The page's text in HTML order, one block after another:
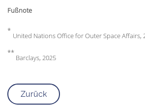
Fußnote
*
United Nations Office for Outer Space Affairs,
**
Barclays, 2025
Zurück